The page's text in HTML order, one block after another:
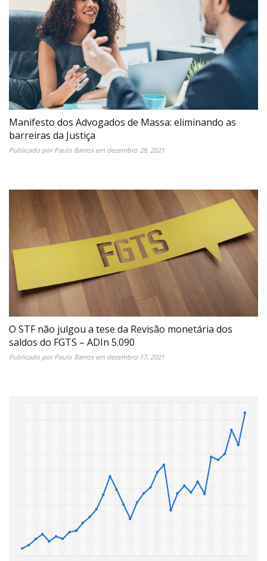
Manifesto dos Advogados de Massa: eliminando as
barreiras da Justiça
Publicado porPaulo Barrosem dezembro 28, 2021
O STF não julgou a tese da Revisão monetária dos
saldos do FGTS – ADIn 5.090
Publicado porPaulo Barrosem dezembro 17, 2021